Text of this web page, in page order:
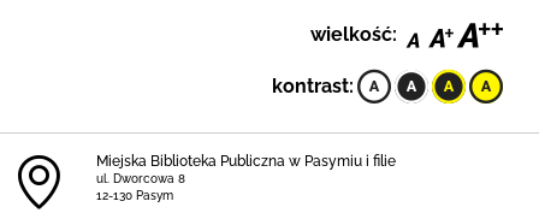
wielkość:
kontrast:
Miejska Biblioteka Publiczna w Pasymiu i filie
ul. Dworcowa 8
12-130 Pasym